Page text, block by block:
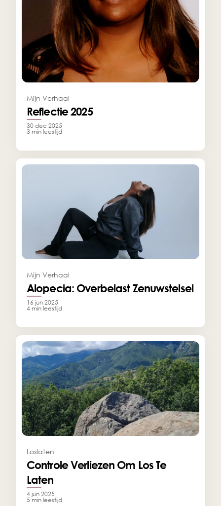
Mijn Verhaal
Reflectie 2025
30 dec 2025
3 min leestijd
Mijn Verhaal
Alopecia: Overbelast Zenuwstelsel
16 jun 2025
4 min leestijd
Loslaten
Controle Verliezen Om Los Te
Laten
4 jun 2025
5 min leestijd